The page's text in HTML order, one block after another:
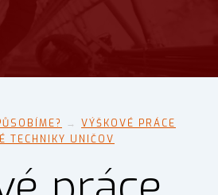
→ VÝŠKOVÉ PRÁCE
TECHNIKY UNIČOV